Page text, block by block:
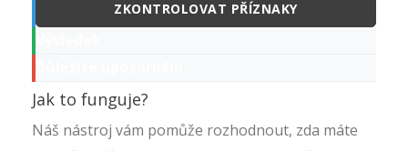
ZKONTROLOVAT PŘÍZNAKY
Jak to funguje?
Náš nástroj vám pomůže rozhodnout, zda máte